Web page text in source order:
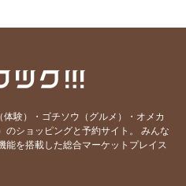
の学校】感謝の心なくして健
の学校】「知覚動考（ともか
験）・ゴチソウ（グルメ）・オメカ
ショッピングと予約サイト。
みんな
能を搭載した総合マーケットプレイス